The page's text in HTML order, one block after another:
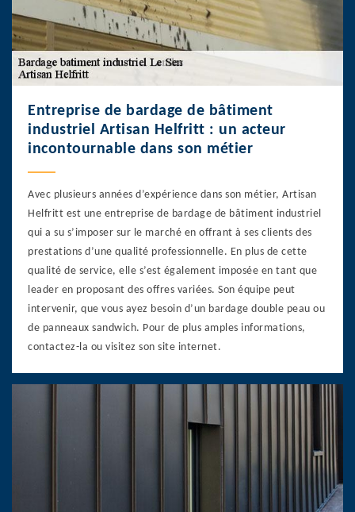
Entreprise de bardage de bâtiment
industriel Artisan Helfritt : un acteur
incontournable dans son métier
Avec plusieurs années d’expérience dans son métier, Artisan
Helfritt est une entreprise de bardage de bâtiment industriel
qui a su s’imposer sur le marché en offrant à ses clients des
prestations d’une qualité professionnelle. En plus de cette
qualité de service, elle s’est également imposée en tant que
leader en proposant des offres variées. Son équipe peut
intervenir, que vous ayez besoin d’un bardage double peau ou
de panneaux sandwich. Pour de plus amples informations,
contactez-la ou visitez son site internet.